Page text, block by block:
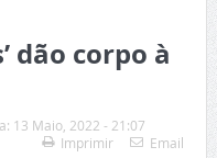
dão corpo à
a: 13 Maio, 2022 - 21:07
Imprimir
Email